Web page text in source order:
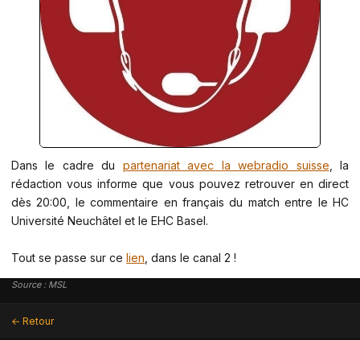
Dans le cadre du partenariat avec la webradio suisse, la
rédaction vous informe que vous pouvez retrouver en direct
dès 20:00, le commentaire en français du match entre le HC
Université Neuchâtel et le EHC Basel.
Tout se passe sur ce lien, dans le canal 2 !
Source : MSL
← Retour